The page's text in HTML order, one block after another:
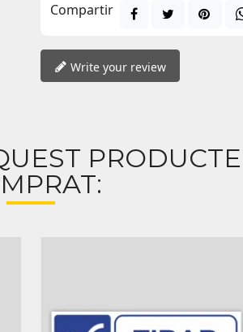
Compartir
Write your review